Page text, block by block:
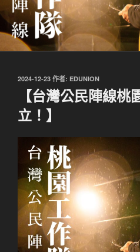
發
2024-12-23 作者: EDUNION
【台灣公民陣線
立！】